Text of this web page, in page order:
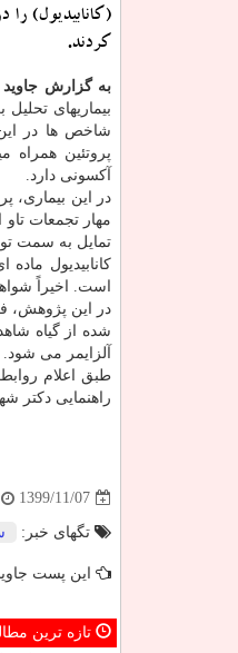
(کانابیدیول)
کردند.
به گزارش جاوید
بیماریهای
شاخص ها در
پروتئین همراه
آکسونی دارد.
در این بیماری،
مهار تجمعات
تمایل به سمت
کانابیدیول
است. اخیراً
در این پژوهش،
شده از گیاه
آلزایمر می شود.
طبق اعلام
راهنمایی دکتر
1399/11/07
تگهای خبر:
این پست
تازه ترین